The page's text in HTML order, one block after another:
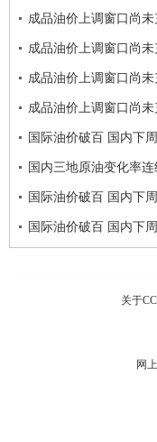
成品油价上调窗口尚
成品油价上调窗口尚
成品油价上调窗口尚
成品油价上调窗口尚
国际油价破百 国内下
国内三地原油变化率
国际油价破百 国内下
国际油价破百 国内下
关于
网